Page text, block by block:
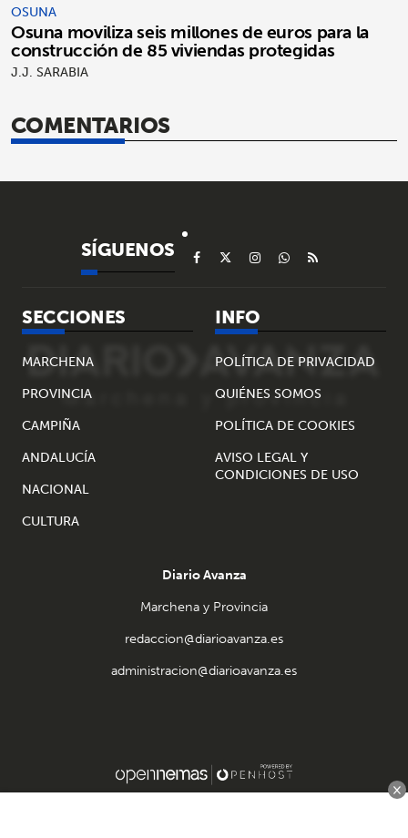
OSUNA
Osuna moviliza seis millones de euros para la
construcción de 85 viviendas protegidas
J.J. SARABIA
COMENTARIOS
SÍGUENOS
SECCIONES
MARCHENA
PROVINCIA
CAMPIÑA
ANDALUCÍA
NACIONAL
CULTURA
INFO
POLÍTICA DE PRIVACIDAD
QUIÉNES SOMOS
POLÍTICA DE COOKIES
AVISO LEGAL Y
CONDICIONES DE USO
Diario Avanza
Marchena y Provincia
redaccion@diarioavanza.es
administracion@diarioavanza.es
×